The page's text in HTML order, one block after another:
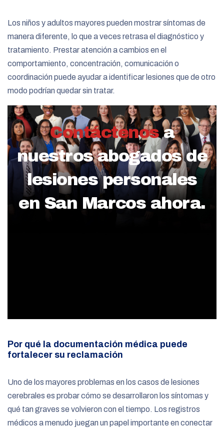
Los niños y adultos mayores pueden mostrar síntomas de
manera diferente, lo que a veces retrasa el diagnóstico y
tratamiento. Prestar atención a cambios en el
comportamiento, concentración, comunicación o
coordinación puede ayudar a identificar lesiones que de otro
modo podrían quedar sin tratar.
Contáctenos a
nuestros abogados de
lesiones personales
en San Marcos ahora.
Por qué la documentación médica puede
fortalecer su reclamación
Uno de los mayores problemas en los casos de lesiones
cerebrales es probar cómo se desarrollaron los síntomas y
qué tan graves se volvieron con el tiempo. Los registros
médicos a menudo juegan un papel importante en conectar